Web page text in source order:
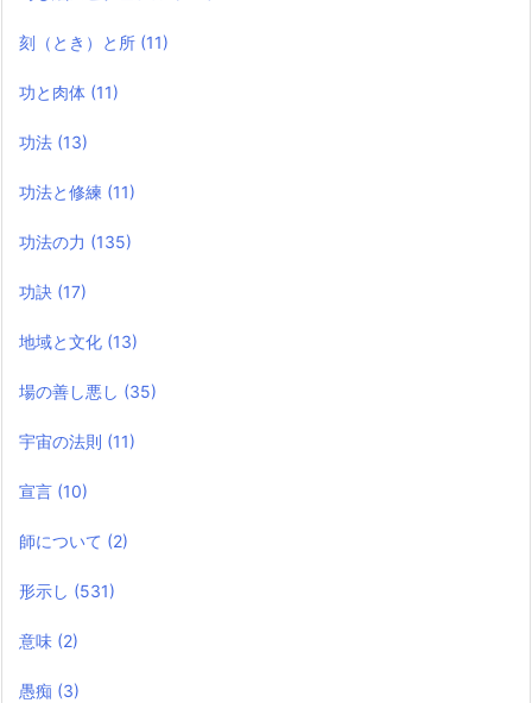
刻（とき）と所 (11)
功と肉体 (11)
功法 (13)
功法と修練 (11)
功法の力 (135)
功訣 (17)
地域と文化 (13)
場の善し悪し (35)
宇宙の法則 (11)
宣言 (10)
師について (2)
形示し (531)
意味 (2)
愚痴 (3)